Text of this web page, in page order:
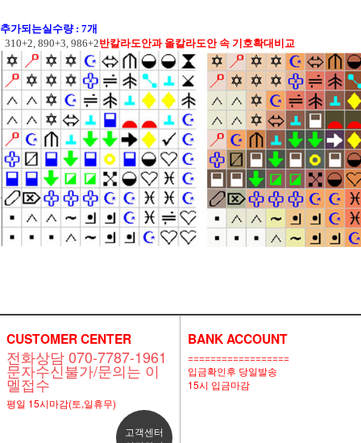
추가되는실수량 : 7개
310+2, 890+3, 986+2반칼라도안과 올칼라도안 속 기호확대비교
CUSTOMER CENTER
전화상담 070-7787-1961
문자수신불가/문의는 이
멜접수
평일 15시마감(토,일휴무)
고객센터
BANK ACCOUNT
==================
입금확인후 당일발송
15시 입금마감